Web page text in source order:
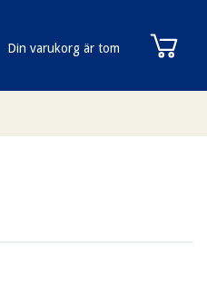
Din varukorg är tom